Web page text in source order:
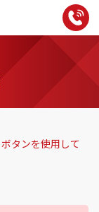
タンを使用して